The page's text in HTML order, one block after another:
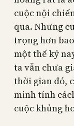
cuộc nội
qua. Nhưng
trọng hơn
một thế kỷ
ta vẫn chưa
thời gian đó,
minh tính
cuộc khủng